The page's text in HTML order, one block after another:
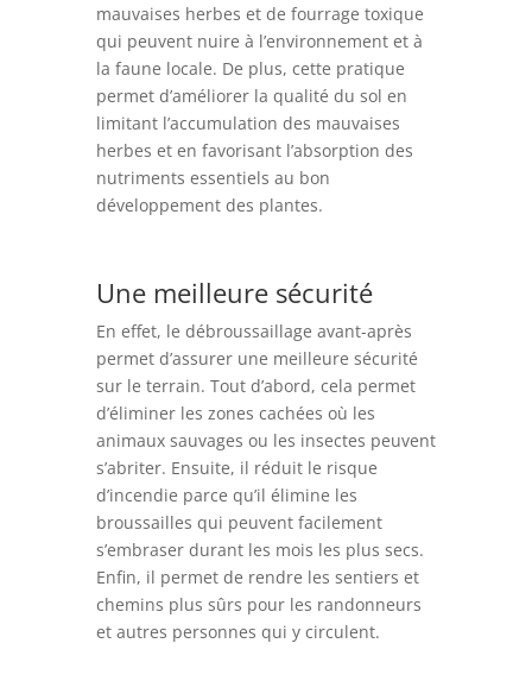
mauvaises herbes et de fourrage toxique
qui peuvent nuire à l’environnement et à
la faune locale. De plus, cette pratique
permet d’améliorer la qualité du sol en
limitant l’accumulation des mauvaises
herbes et en favorisant l’absorption des
nutriments essentiels au bon
développement des plantes.
Une meilleure sécurité
En effet, le débroussaillage avant-après
permet d’assurer une meilleure sécurité
sur le terrain. Tout d’abord, cela permet
d’éliminer les zones cachées où les
animaux sauvages ou les insectes peuvent
s’abriter. Ensuite, il réduit le risque
d’incendie parce qu’il élimine les
broussailles qui peuvent facilement
s’embraser durant les mois les plus secs.
Enfin, il permet de rendre les sentiers et
chemins plus sûrs pour les randonneurs
et autres personnes qui y circulent.